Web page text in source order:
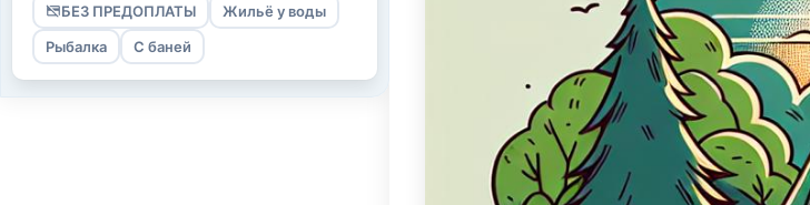
БЕЗ ПРЕДОПЛАТЫ Жильё у воды
Рыбалка С баней